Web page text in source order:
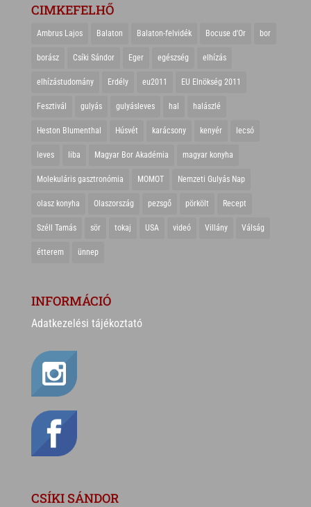
CIMKEFELHŐ
Ambrus Lajos Balaton Balaton-felvidék Bocuse d'Or bor
borász Csíki Sándor Eger egészség elhízás
elhízástudomány Erdély eu2011 EU Elnökség 2011
Fesztivál gulyás gulyásleves hal halászlé
Heston Blumenthal Húsvét karácsony kenyér lecsó
leves liba Magyar Bor Akadémia magyar konyha
Molekuláris gasztronómia MOMOT Nemzeti Gulyás Nap
olasz konyha Olaszország pezsgő pörkölt Recept
Széll Tamás sör tokaj USA videó Villány Válság
étterem ünnep
INFORMÁCIÓ
Adatkezelési tájékoztató
CSÍKI SÁNDOR